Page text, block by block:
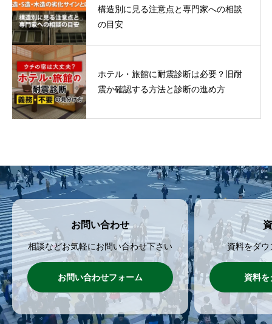
構造別に見る注意点と専門家への相談
の目安
ホテル・旅館に耐震診断は必要？旧耐
震か確認する方法と診断の進め方
お問い合わせ
相談などお気軽にお問い合わせ下さい
お問い合わせフォーム
資料をダ
資料を